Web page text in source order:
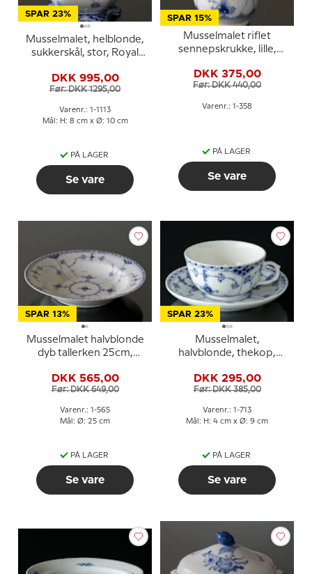
SPAR 23%
Musselmalet, helblonde,
sukkerskål, stor, Royal
DKK 995,00
Før: DKK 1295,00
Varenr.: 1-1113
Mål: H: 8 cm x Ø: 10 cm
PÅ LAGER
Se vare
SPAR 15%
Musselmalet riflet
sennepskrukke, lille,
358
DKK 375,00
Før: DKK 440,00
Varenr.: 1-358
PÅ LAGER
Se vare
SPAR 13%
Musselmalet halvblonde
dyb tallerken 25cm,
565
DKK 565,00
Før: DKK 649,00
Varenr.: 1-565
Mål: Ø: 25 cm
PÅ LAGER
Se vare
SPAR 23%
Musselmalet,
halvblonde, thekop,
713
DKK 295,00
Før: DKK 385,00
Varenr.: 1-713
Mål: H: 4 cm x Ø: 9 cm
PÅ LAGER
Se vare